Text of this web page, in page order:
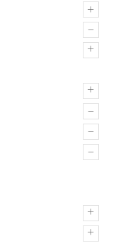
+
–
+
+
–
–
–
+
+